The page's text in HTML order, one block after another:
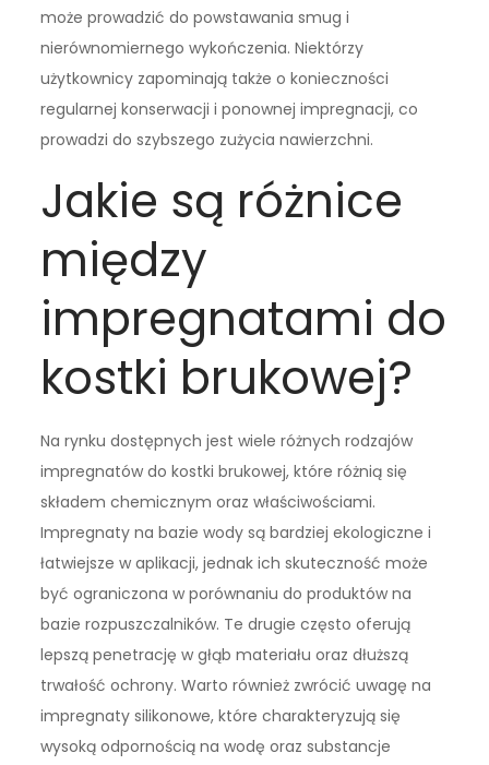
może prowadzić do powstawania smug i
nierównomiernego wykończenia. Niektórzy
użytkownicy zapominają także o konieczności
regularnej konserwacji i ponownej impregnacji, co
prowadzi do szybszego zużycia nawierzchni.
Jakie są różnice
między
impregnatami do
kostki brukowej?
Na rynku dostępnych jest wiele różnych rodzajów
impregnatów do kostki brukowej, które różnią się
składem chemicznym oraz właściwościami.
Impregnaty na bazie wody są bardziej ekologiczne i
łatwiejsze w aplikacji, jednak ich skuteczność może
być ograniczona w porównaniu do produktów na
bazie rozpuszczalników. Te drugie często oferują
lepszą penetrację w głąb materiału oraz dłuższą
trwałość ochrony. Warto również zwrócić uwagę na
impregnaty silikonowe, które charakteryzują się
wysoką odpornością na wodę oraz substancje